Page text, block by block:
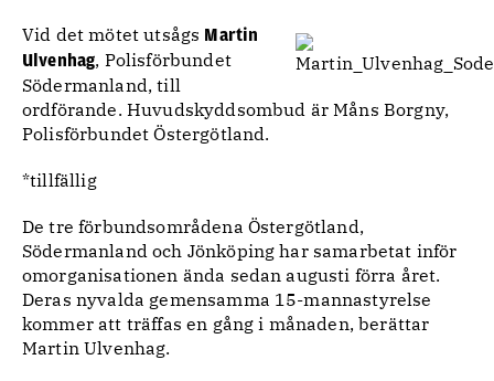
Vid det mötet utsågs Martin
Ulvenhag, Polisförbundet
Södermanland, till
ordförande. Huvudskyddsombud är Måns Borgny,
Polisförbundet Östergötland.
*tillfällig
De tre förbundsområdena Östergötland,
Södermanland och Jönköping har samarbetat inför
omorganisationen ända sedan augusti förra året.
Deras nyvalda gemensamma 15-mannastyrelse
kommer att träffas en gång i månaden, berättar
Martin Ulvenhag.